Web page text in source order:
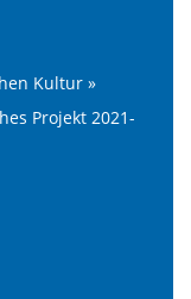
Kultur »
Projekt 2021-